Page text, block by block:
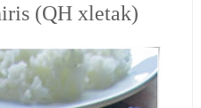
(QH xletak)